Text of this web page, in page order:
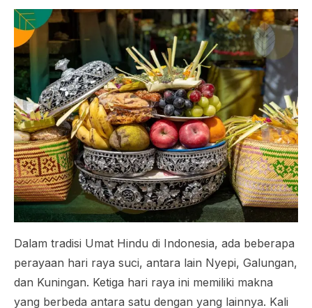
Dalam tradisi Umat Hindu di Indonesia, ada beberapa
perayaan hari raya suci, antara lain Nyepi, Galungan,
dan Kuningan. Ketiga hari raya ini memiliki makna
yang berbeda antara satu dengan yang lainnya. Kali